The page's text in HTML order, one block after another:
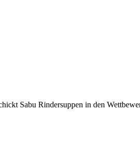
Sabu Rindersuppen in den